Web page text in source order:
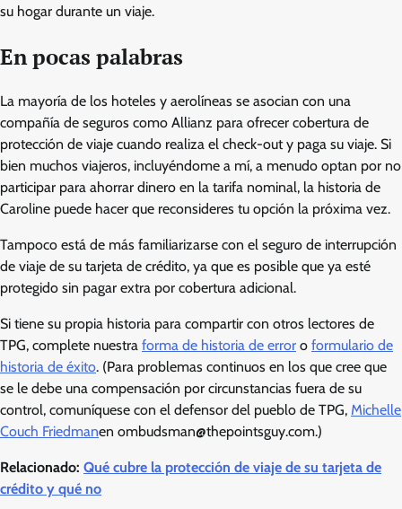
su hogar durante un viaje.
En pocas palabras
La mayoría de los hoteles y aerolíneas se asocian con una
compañía de seguros como Allianz para ofrecer cobertura de
protección de viaje cuando realiza el check-out y paga su viaje. Si
bien muchos viajeros, incluyéndome a mí, a menudo optan por no
participar para ahorrar dinero en la tarifa nominal, la historia de
Caroline puede hacer que reconsideres tu opción la próxima vez.
Tampoco está de más familiarizarse con el seguro de interrupción
de viaje de su tarjeta de crédito, ya que es posible que ya esté
protegido sin pagar extra por cobertura adicional.
Si tiene su propia historia para compartir con otros lectores de
TPG, complete nuestra forma de historia de error o formulario de
historia de éxito. (Para problemas continuos en los que cree que
se le debe una compensación por circunstancias fuera de su
control, comuníquese con el defensor del pueblo de TPG, Michelle
Couch Friedmanen ombudsman@thepointsguy.com.)
Relacionado: Qué cubre la protección de viaje de su tarjeta de
crédito y qué no